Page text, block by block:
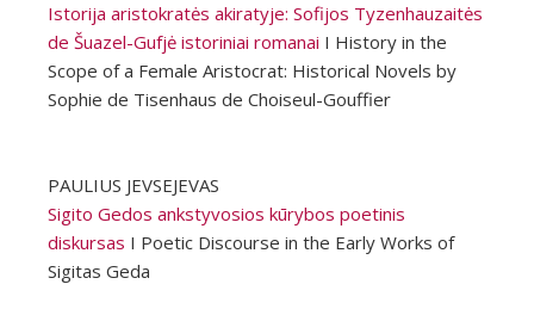
Istorija aristokratės akiratyje: Sofijos Tyzenhauzaitės
de Šuazel-Gufjė istoriniai romanai I History in the
Scope of a Female Aristocrat: Historical Novels by
Sophie de Tisenhaus de Choiseul-Gouffier
PAULIUS JEVSEJEVAS
Sigito Gedos ankstyvosios kūrybos poetinis
diskursas I Poetic Discourse in the Early Works of
Sigitas Geda